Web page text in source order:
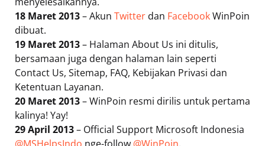
18 Maret 2013– Akun Twitter dan FacebookWinPoin
dibuat.
19 Maret 2013– Halaman About Us ini ditulis,
bersamaan juga dengan halaman lain seperti
Contact Us, Sitemap, FAQ, Kebijakan Privasi dan
Ketentuan Layanan.
20 Maret 2013– WinPoin resmi dirilis untuk pertama
kalinya! Yay!
29 April 2013– Official Support Microsoft Indonesia